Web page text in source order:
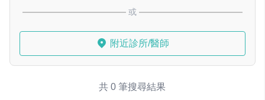
或
附近診所/醫師
共 0 筆搜尋結果